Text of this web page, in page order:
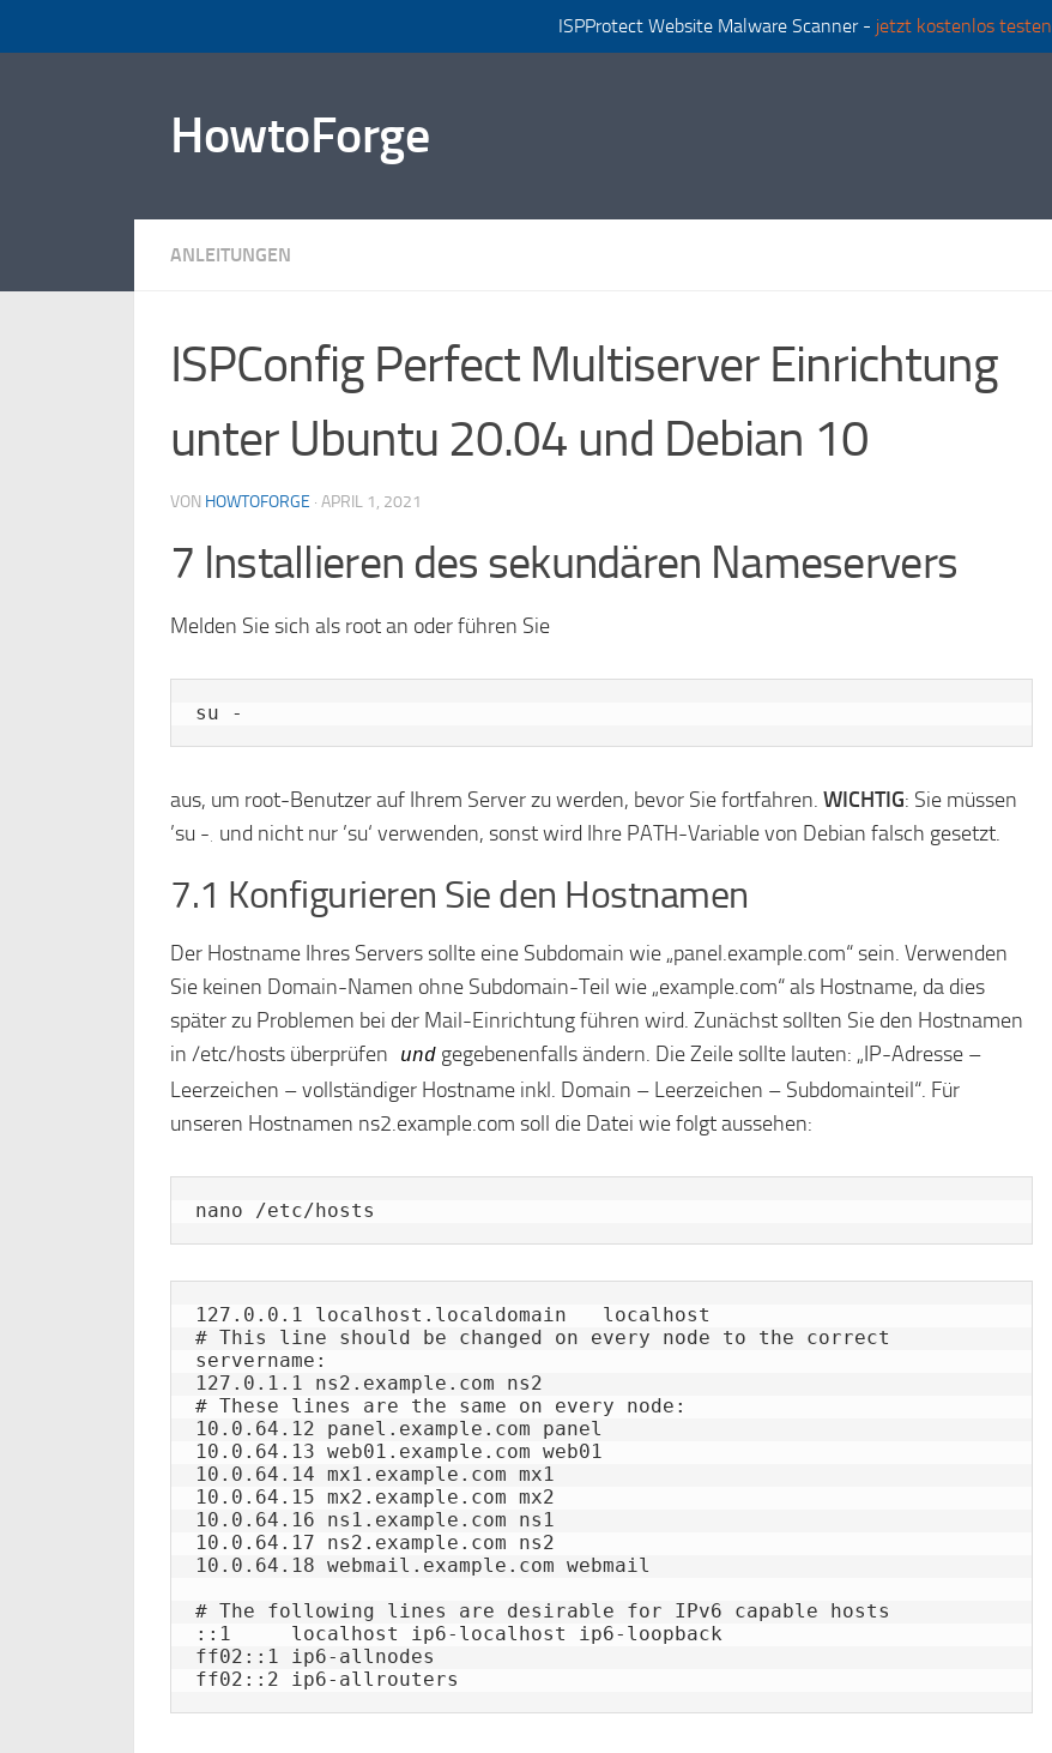
ISPProtect Website Malware Scanner - jetzt kostenlos testen
HowtoForge
ANLEITUNGEN
ISPConfig Perfect Multiserver Einrichtung
unter Ubuntu 20.04 und Debian 10
VON HOWTOFORGE · APRIL 1, 2021
7 Installieren des sekundären Nameservers
Melden Sie sich als root an oder führen Sie
su -
aus, um root-Benutzer auf Ihrem Server zu werden, bevor Sie fortfahren. WICHTIG: Sie müssen
’su -‚ und nicht nur ’su‘ verwenden, sonst wird Ihre PATH-Variable von Debian falsch gesetzt.
7.1 Konfigurieren Sie den Hostnamen
Der Hostname Ihres Servers sollte eine Subdomain wie „panel.example.com“ sein. Verwenden
Sie keinen Domain-Namen ohne Subdomain-Teil wie „example.com“ als Hostname, da dies
später zu Problemen bei der Mail-Einrichtung führen wird. Zunächst sollten Sie den Hostnamen
in /etc/hosts überprüfen und gegebenenfalls ändern. Die Zeile sollte lauten: „IP-Adresse –
Leerzeichen – vollständiger Hostname inkl. Domain – Leerzeichen – Subdomainteil“. Für
unseren Hostnamen ns2.example.com soll die Datei wie folgt aussehen:
nano /etc/hosts
127.0.0.1 localhost.localdomain   localhost
# This line should be changed on every node to the correct
servername:
127.0.1.1 ns2.example.com ns2
# These lines are the same on every node:
10.0.64.12 panel.example.com panel
10.0.64.13 web01.example.com web01
10.0.64.14 mx1.example.com mx1
10.0.64.15 mx2.example.com mx2
10.0.64.16 ns1.example.com ns1
10.0.64.17 ns2.example.com ns2
10.0.64.18 webmail.example.com webmail
# The following lines are desirable for IPv6 capable hosts
::1     localhost ip6-localhost ip6-loopback
ff02::1 ip6-allnodes
ff02::2 ip6-allrouters